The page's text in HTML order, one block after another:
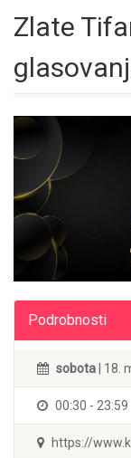
Zlate
Podrobnosti
sobota | 18.
00:30 - 23:59
https://